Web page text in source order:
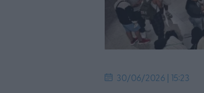
30/06/2026 | 15:23